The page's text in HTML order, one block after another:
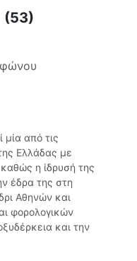
(53)
μία από τις
Ελλάδας με
η ίδρυσή της
έδρα της στη
Αθηνών και
φορολογικών
και την